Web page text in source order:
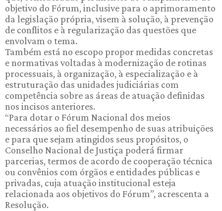
objetivo do Fórum, inclusive para o aprimoramento
da legislação própria, visem à solução, à prevenção
de conflitos e à regularização das questões que
envolvam o tema.
Também está no escopo propor medidas concretas
e normativas voltadas à modernização de rotinas
processuais, à organização, à especialização e à
estruturação das unidades judiciárias com
competência sobre as áreas de atuação definidas
nos incisos anteriores.
“Para dotar o Fórum Nacional dos meios
necessários ao fiel desempenho de suas atribuições
e para que sejam atingidos seus propósitos, o
Conselho Nacional de Justiça poderá firmar
parcerias, termos de acordo de cooperação técnica
ou convênios com órgãos e entidades públicas e
privadas, cuja atuação institucional esteja
relacionada aos objetivos do Fórum”, acrescenta a
Resolução.